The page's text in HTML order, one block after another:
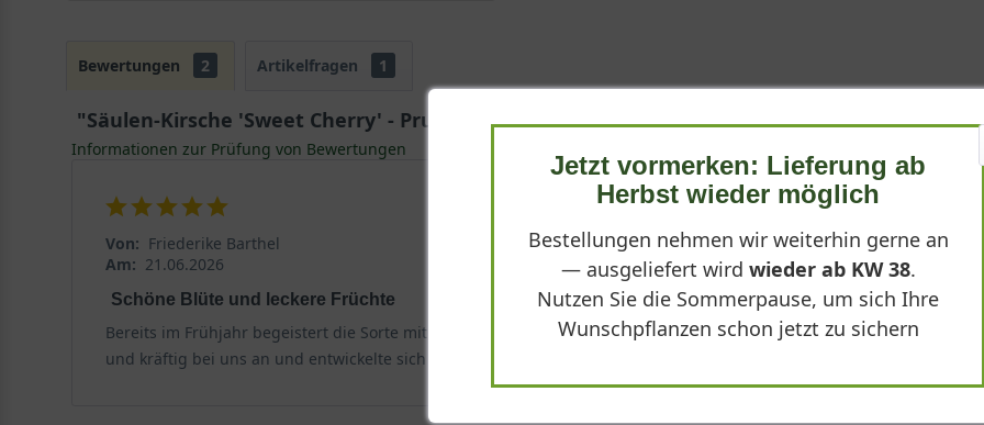
Bewertungen 2 Artikelfragen 1
"Säulen-Kirsche 'Sweet Cherry' - Prunus 4Sure 'Sweet Cherry'"
Informationen zur Prüfung von Bewertungen
Von: Friederike Barthel
Am: 21.06.2026
Schöne Blüte und leckere Früchte
Bereits im Frühjahr begeistert die Sorte mit ihrer üppigen Blüte. Im Sommer folgen aromatische Kirschen, die bei
und kräftig bei uns an und entwickelte sich hervorragend.
Jetzt vormerken: Lieferung ab
Herbst wieder möglich
Bestellungen nehmen wir weiterhin gerne an
— ausgeliefert wird wieder ab KW 38.
Nutzen Sie die Sommerpause, um sich Ihre
Wunschpflanzen schon jetzt zu sichern